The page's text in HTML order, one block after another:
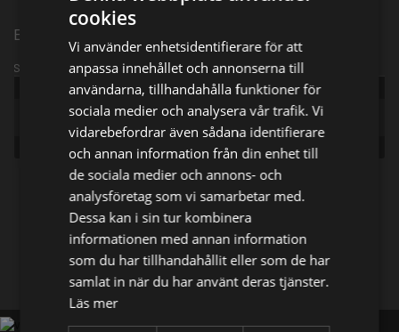
Episode 3
Sändningsinformation
Publicerad: 2024
Charterfeber
Reality
Facebook X E-postadress
cookies
Vi använder enhetsidentifierare för att
anpassa innehållet och annonserna till
användarna, tillhandahålla funktioner för
sociala medier och analysera vår trafik. Vi
vidarebefordrar även sådana identifierare
och annan information från din enhet till
de sociala medier och annons- och
analysföretag som vi samarbetar med.
Dessa kan i sin tur kombinera
informationen med annan information
som du har tillhandahållit eller som de har
samlat in när du har använt deras tjänster.
Läs mer